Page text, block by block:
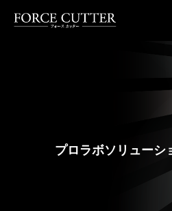
ロラ ボ ソリ ュ ョ
フ